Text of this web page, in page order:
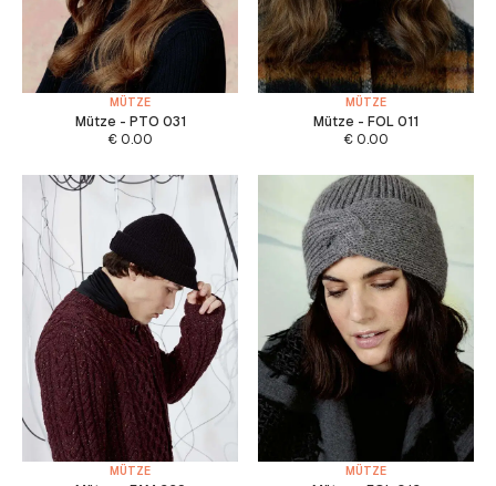
MÜTZE
Mütze - PTO 031
€ 0.00
MÜTZE
Mütze - FOL 011
€ 0.00
MÜTZE MÜTZE